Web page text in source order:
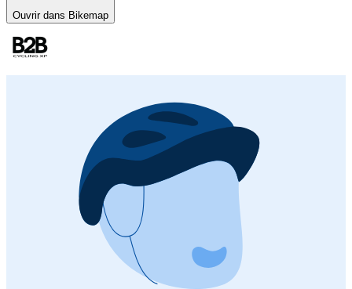
Ouvrir dans Bikemap